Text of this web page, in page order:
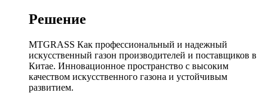
Решение
MTGRASS Как профессиональный и надежный
искусственный газон производителей и поставщиков в
Китае. Инновационное пространство с высоким
качеством искусственного газона и устойчивым
развитием.